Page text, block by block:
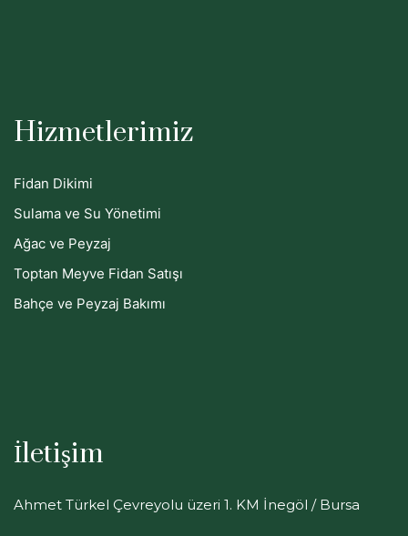
Hizmetlerimiz
Fidan Dikimi
Sulama ve Su Yönetimi
Ağac ve Peyzaj
Toptan Meyve Fidan Satışı
Bahçe ve Peyzaj Bakımı
İletişim
Ahmet Türkel Çevreyolu üzeri 1. KM İnegöl / Bursa